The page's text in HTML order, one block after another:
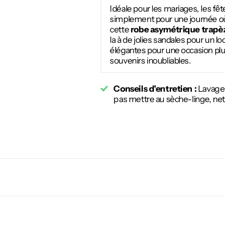
Idéale pour les mariages, les
simplement pour une journée
cetterobe asymétrique
la à de jolies sandales pour un
élégantes pour une occasion
souvenirs inoubliables.
Conseils d'entretien :
pas mettre au sèche-linge,